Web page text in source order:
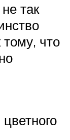
так
тому, что